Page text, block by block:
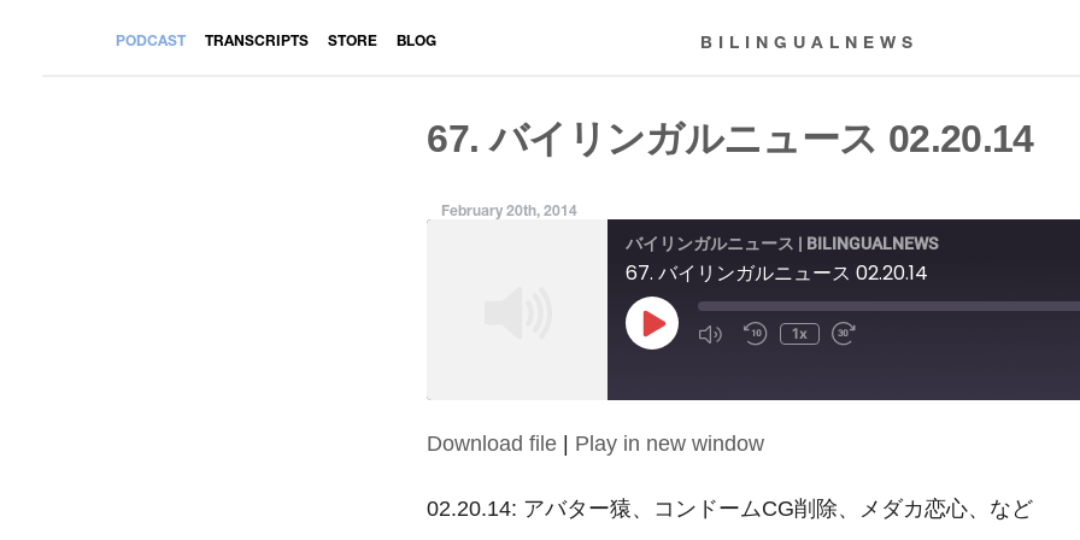
PODCAST TRANSCRIPTS STORE BLOG BILINGUALNEWS
67. バイリンガルニュース 02.20.14
February 20th, 2014
バイリンガルニュース | BILINGUALNEWS
67. バイリンガルニュース 02.20.14
Play
Episode
1x
SHARE
LINK
Download file | Play in new window
02.20.14: アバター猿、コンドームCG削除、メダカ恋心、など